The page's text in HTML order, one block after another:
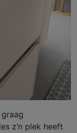
z’n plek heeft